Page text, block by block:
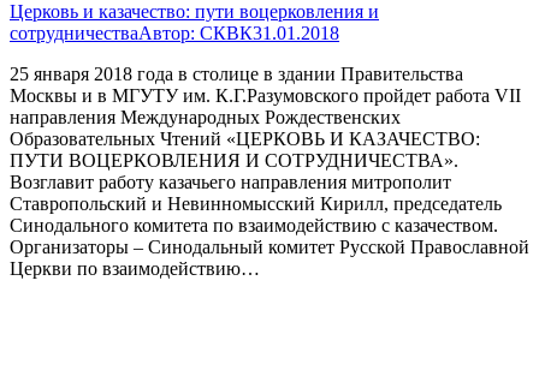
Церковь и казачество: пути воцерковления и
сотрудничестваАвтор: СКВК31.01.2018
25 января 2018 года в столице в здании Правительства
Москвы и в МГУТУ им. К.Г.Разумовского пройдет работа VII
направления Международных Рождественских
Образовательных Чтений «ЦЕРКОВЬ И КАЗАЧЕСТВО:
ПУТИ ВОЦЕРКОВЛЕНИЯ И СОТРУДНИЧЕСТВА».
Возглавит работу казачьего направления митрополит
Ставропольский и Невинномысский Кирилл, председатель
Синодального комитета по взаимодействию с казачеством.
Организаторы – Синодальный комитет Русской Православной
Церкви по взаимодействию…